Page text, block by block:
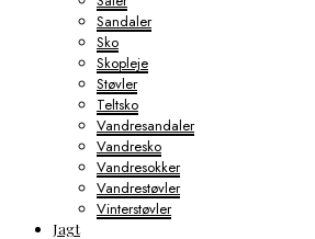
Sandaler
Sko
Skopleje
Støvler
Teltsko
Vandresandaler
Vandresko
Vandresokker
Vandrestøvler
Vinterstøvler
Jagt